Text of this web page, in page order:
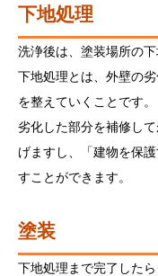
下地処理
洗浄後は、塗装場所の下
下地処理とは、外壁の
を整えていくことです。
劣化した部分を補修し
げますし、「建物を保
すことができます。
塗装
下地処理まで完了した